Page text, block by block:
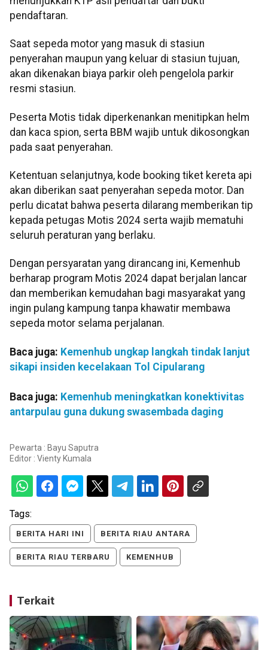
pendaftaran.
Saat sepeda motor yang masuk di stasiun
penyerahan maupun yang keluar di stasiun tujuan,
akan dikenakan biaya parkir oleh pengelola parkir
resmi stasiun.
Peserta Motis tidak diperkenankan menitipkan helm
dan kaca spion, serta BBM wajib untuk dikosongkan
pada saat penyerahan.
Ketentuan selanjutnya, kode booking tiket kereta api
akan diberikan saat penyerahan sepeda motor. Dan
perlu dicatat bahwa peserta dilarang memberikan tip
kepada petugas Motis 2024 serta wajib mematuhi
seluruh peraturan yang berlaku.
Dengan persyaratan yang dirancang ini, Kemenhub
berharap program Motis 2024 dapat berjalan lancar
dan memberikan kemudahan bagi masyarakat yang
ingin pulang kampung tanpa khawatir membawa
sepeda motor selama perjalanan.
Baca juga: Kemenhub ungkap langkah tindak lanjut
sikapi insiden kecelakaan Tol Cipularang
Baca juga: Kemenhub meningkatkan konektivitas
antarpulau guna dukung swasembada daging
Pewarta : Bayu Saputra
Editor : Vienty Kumala
Tags:
BERITA HARI INI BERITA RIAU ANTARA
BERITA RIAU TERBARU KEMENHUB
Terkait